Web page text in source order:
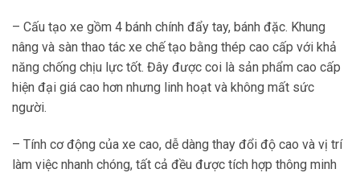
– Cấu tạo xe gồm 4 bánh chính đẩy tay, bánh đặc. Khung
nâng và sàn thao tác xe chế tạo bằng thép cao cấp với khả
năng chống chịu lực tốt. Đây được coi là sản phẩm cao cấp
hiện đại giá cao hơn nhưng linh hoạt và không mất sức
người.
– Tính cơ động của xe cao, dễ dàng thay đổi độ cao và vị trí
làm việc nhanh chóng, tất cả đều được tích hợp thông minh